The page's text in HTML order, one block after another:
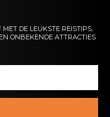
DE LEUKSTE REISTIPS,
ONBEKENDE ATTRACTIES